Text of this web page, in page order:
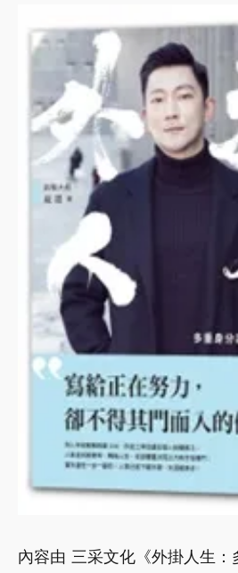
內容由 三采文化《外掛人生